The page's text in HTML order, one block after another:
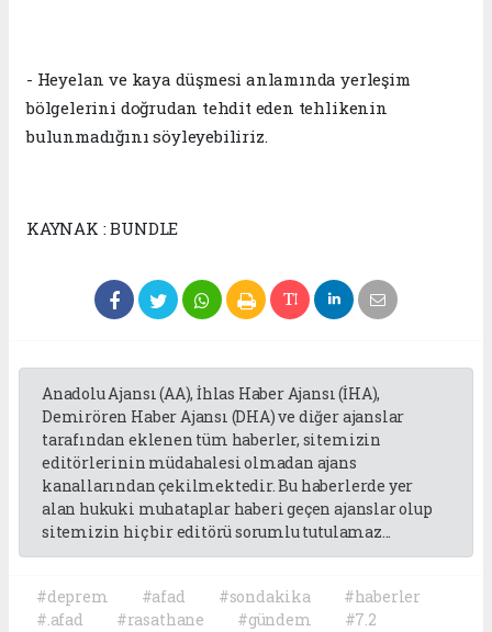
- Heyelan ve kaya düşmesi anlamında yerleşim
bölgelerini doğrudan tehdit eden tehlikenin
bulunmadığını söyleyebiliriz.
KAYNAK : BUNDLE
Anadolu Ajansı (AA), İhlas Haber Ajansı (İHA),
Demirören Haber Ajansı (DHA) ve diğer ajanslar
tarafından eklenen tüm haberler, sitemizin
editörlerinin müdahalesi olmadan ajans
kanallarından çekilmektedir. Bu haberlerde yer
alan hukuki muhataplar haberi geçen ajanslar olup
sitemizin hiç bir editörü sorumlu tutulamaz...
#deprem #afad #sondakika
#haberler
#.afad
#rasathane #gündem #7.2